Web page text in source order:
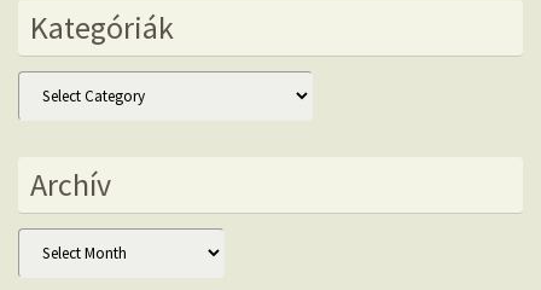
Kategóriák
Kategóriák
Archív
Archív